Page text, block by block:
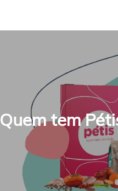
Quem tem